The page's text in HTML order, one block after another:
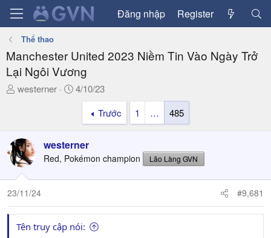
Đăng nhập Register
Thể thao
Manchester United 2023 Niềm Tin Vào Ngày Trở
Lại Ngôi Vương
T
a
d
s
t
a
t
e
westerner
N
ử
i
4/10/23
Trước
1 … 485
westerner
Red, Pokémon champion Lão Làng GVN
23/11/24 #9,681
Tên truy cập nói: